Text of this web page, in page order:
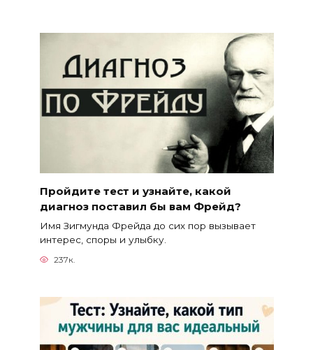
Пройдите тест и узнайте, какой
диагноз поставил бы вам Фрейд?
Имя Зигмунда Фрейда до сих пор вызывает
интерес, споры и улыбку.
237к.